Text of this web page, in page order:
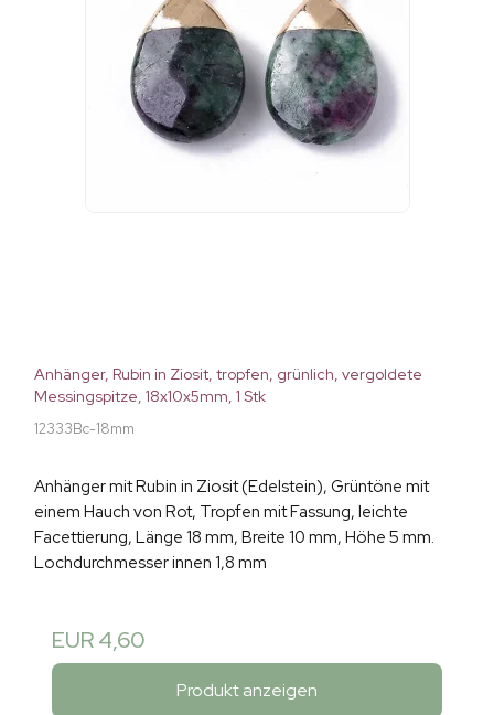
Anhänger, Rubin in Ziosit, tropfen, grünlich, vergoldete
Messingspitze, 18x10x5mm, 1 Stk
12333Bc-18mm
Anhänger mit Rubin in Ziosit (Edelstein), Grüntöne mit
einem Hauch von Rot, Tropfen mit Fassung, leichte
Facettierung, Länge 18 mm, Breite 10 mm, Höhe 5 mm.
Lochdurchmesser innen 1,8 mm
EUR 4,60
Produkt anzeigen